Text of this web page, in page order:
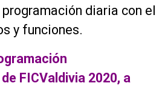
diaria con el
y funciones.
FICValdivia 2020, a